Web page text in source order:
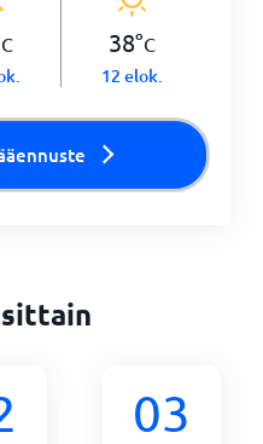
C 38°C
12 elok.
03